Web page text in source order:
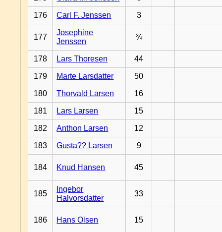
176 Carl F. Jenssen 3
177
Josephine
Jenssen
¾
178 Lars Thoresen 44
179 Marte Larsdatter 50
180 Thorvald Larsen 16
181 Lars Larsen 15
182 Anthon Larsen 12
183 Gusta?? Larsen 9
184 Knud Hansen 45
185
Ingebor
Halvorsdatter
33
186 Hans Olsen 15